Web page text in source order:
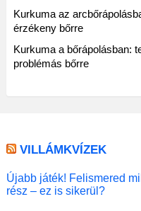
Kurkuma az
érzékeny bőrre
Kurkuma a bőrápolásban:
problémás bőrre
VILLÁMKVÍZEK
Újabb játék! Felismered
rész – ez is sikerül?